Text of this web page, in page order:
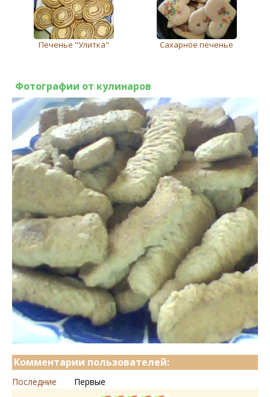
Печенье "Улитка" Сахарное печенье
Фотографии от кулинаров
Комментарии пользователей:
Последние Первые